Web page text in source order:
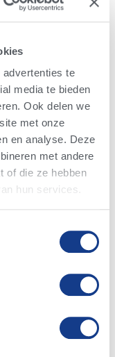
te
media te bieden
Ook delen we
met onze
en analyse. Deze
met andere
of die ze hebben
hun services.
grootte met
met hoge
uiers
x Observer |
(2.60) en totaal
dynamisch